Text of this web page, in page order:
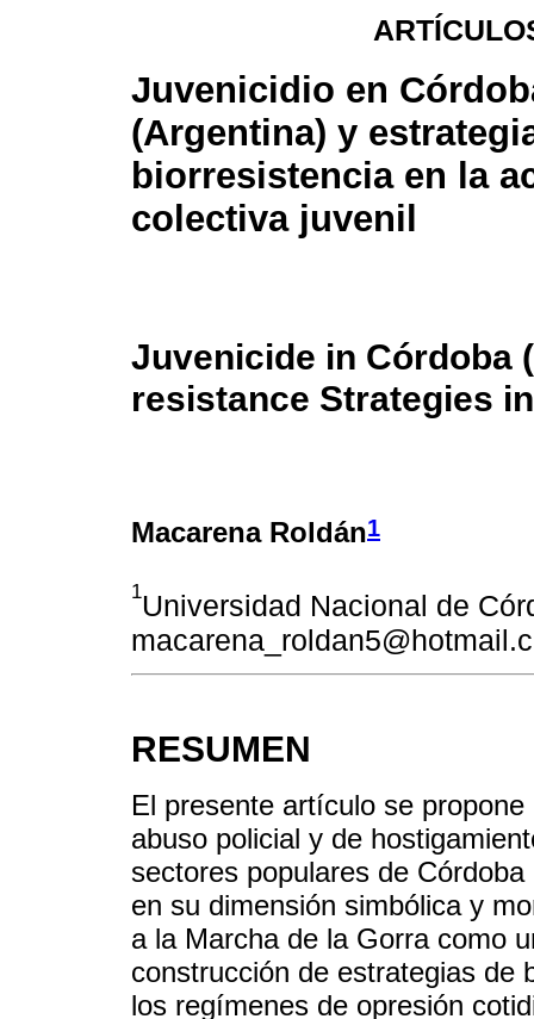
Juvenicidio en
(Argentina) y
biorresistencia en la
colectiva juvenil
Juvenicide in Córdoba
resistance Strategies
Macarena Roldán1
1Universidad Nacional de
RESUMEN
El presente artículo se
abuso policial y de
sectores populares de
en su dimensión simbólica y
a la Marcha de la Gorra como
construcción de estrategias de
los regímenes de opresión